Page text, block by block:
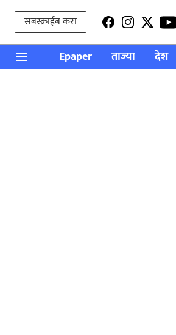
सबस्क्राईब करा
Epaper ताज्या देश